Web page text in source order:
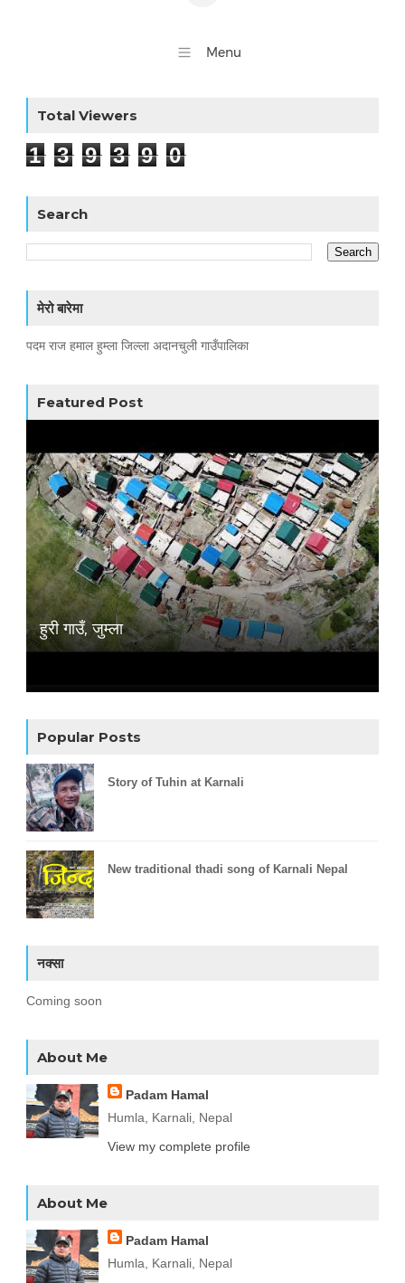
Total Viewers
1 3 9 3 9 0
Search
मेरो बारेमा
पदम राज हमाल हुम्ला जिल्ला अदानचुली गाउँपालिका
Featured Post
हुरी गाउँ, जुम्ला
Popular Posts
Story of Tuhin at Karnali
New traditional thadi song of Karnali Nepal
नक्सा
Coming soon
About Me
Padam Hamal
Humla, Karnali, Nepal
View my complete profile
About Me
Padam Hamal
Humla, Karnali, Nepal